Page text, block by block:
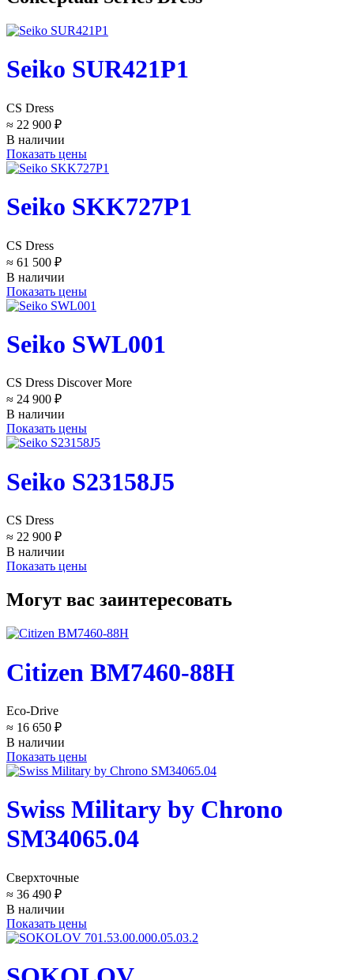
Seiko SUR421P1
CS Dress
≈ 22 900 ₽
В наличии
Показать цены
Seiko SKK727P1
CS Dress
≈ 61 500 ₽
В наличии
Показать цены
Seiko SWL001
CS Dress Discover More
≈ 24 900 ₽
В наличии
Показать цены
Seiko S23158J5
CS Dress
≈ 22 900 ₽
В наличии
Показать цены
Могут вас заинтересовать
Citizen BM7460-88H
Eco-Drive
≈ 16 650 ₽
В наличии
Показать цены
Swiss Military by Chrono
SM34065.04
Сверхточные
≈ 36 490 ₽
В наличии
Показать цены